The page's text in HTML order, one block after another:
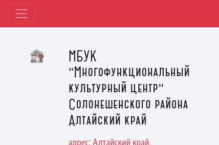
МБУК
"Многофункциональный
культурный центр"
Солонешенского района
Алтайский край
адрес: Алтайский край,